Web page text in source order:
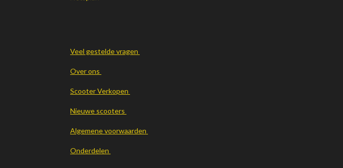
Veel gestelde vragen
Over ons
Scooter Verkopen
Nieuwe scooters
Algemene voorwaarden
Onderdelen